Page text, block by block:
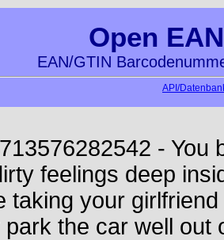
Open
EAN/GTIN
API/
- You
feelings deep
taking your
park the car well out